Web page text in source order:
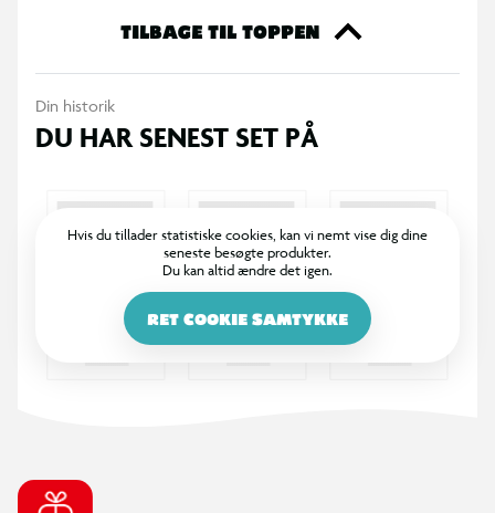
11 cm polyeter 25 kg/m3 og 4 cm memory foam 50
Bemærk:Foldemadrassen er ekskl. bøger.
TILBAGE TIL TOPPEN
Din historik
DU HAR SENEST SET PÅ
Hvis du tillader statistiske cookies, kan vi nemt vise dig dine
seneste besøgte produkter.
Du kan altid ændre det igen.
RET COOKIE SAMTYKKE